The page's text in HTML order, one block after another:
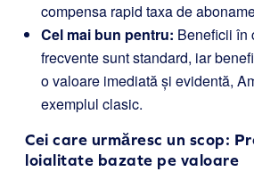
compensa rapid taxa de
Cel mai bun pentru: Beneficii în
frecvente sunt standard, iar
o valoare imediată și evidentă,
exemplul clasic.
Cei care urmăresc un scop:
loialitate bazate pe valoare